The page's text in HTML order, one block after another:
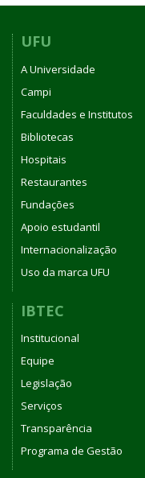
UFU
A Universidade
Campi
Faculdades e Institutos
Bibliotecas
Hospitais
Restaurantes
Fundações
Apoio estudantil
Internacionalização
Uso da marca UFU
IBTEC
Institucional
Equipe
Legislação
Serviços
Transparência
Programa de Gestão